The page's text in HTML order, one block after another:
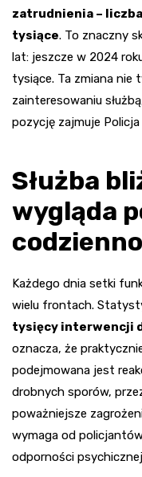
zatrudnienia –
tysiące. To znaczny
lat: jeszcze w 2024
tysiące. Ta zmiana nie
zainteresowaniu
pozycję zajmuje
Służba
wygląda
Każdego dnia setki
wielu frontach.
tysięcy interwencji
oznacza, że
podejmowana jest
drobnych sporów,
poważniejsze
wymaga od
odporności